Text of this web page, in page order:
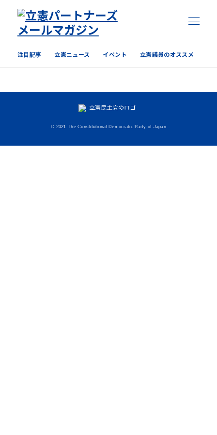
立憲ニュース
立憲議員のオススメ
注目記事 立憲ニュース イベント 立憲議員のオススメ
© 2021 The Constitutional Democratic Party of Japan